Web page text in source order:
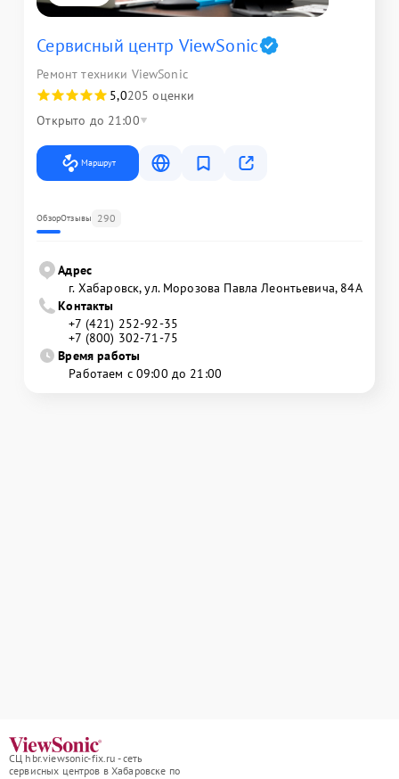
Сервисный центр ViewSonic
Ремонт техники ViewSonic
5,0205 оценки
Открыто до 21:00
Маршрут
ОбзорОтзывы 290
Адрес
г. Хабаровск, ул. Морозова Павла Леонтьевича, 84А
Контакты
+7 (421) 252-92-35
+7 (800) 302-71-75
Время работы
Работаем с 09:00 до 21:00
СЦ hbr.viewsonic-fix.ru - сеть
сервисных центров в Хабаровске по